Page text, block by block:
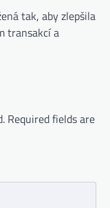
tak, aby zlepšila
transakcí a
Required fields are